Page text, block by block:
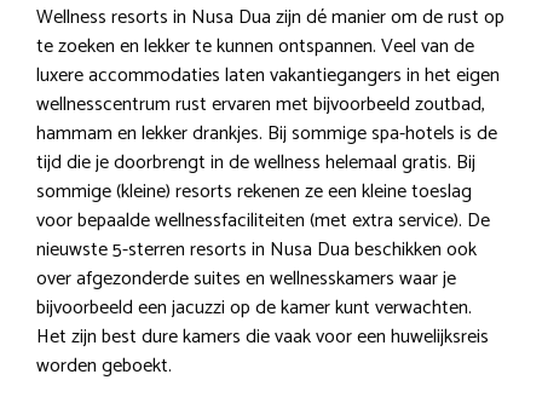
Wellness resorts in Nusa Dua zijn dé manier om de rust op
te zoeken en lekker te kunnen ontspannen. Veel van de
luxere accommodaties laten vakantiegangers in het eigen
wellnesscentrum rust ervaren met bijvoorbeeld zoutbad,
hammam en lekker drankjes. Bij sommige spa-hotels is de
tijd die je doorbrengt in de wellness helemaal gratis. Bij
sommige (kleine) resorts rekenen ze een kleine toeslag
voor bepaalde wellnessfaciliteiten (met extra service). De
nieuwste 5-sterren resorts in Nusa Dua beschikken ook
over afgezonderde suites en wellnesskamers waar je
bijvoorbeeld een jacuzzi op de kamer kunt verwachten.
Het zijn best dure kamers die vaak voor een huwelijksreis
worden geboekt.